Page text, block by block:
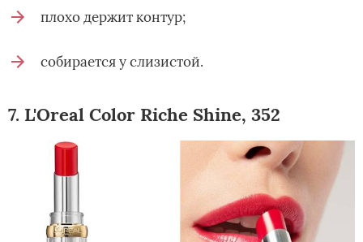
плохо держит контур;
собирается у слизистой.
7. L'Oreal Color Riche Shine, 352